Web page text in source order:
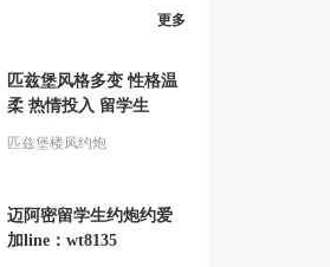
更多
匹兹堡风格多变 性格温
柔 热情投入 留学生
匹兹堡楼凤约炮
迈阿密留学生约炮约爱
加line：wt8135